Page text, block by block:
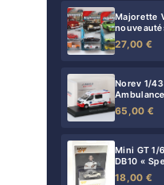
Majorette
27,00 €
Norev 1/
65,00 €
Mini GT 1/
DB10 «
18,00 €